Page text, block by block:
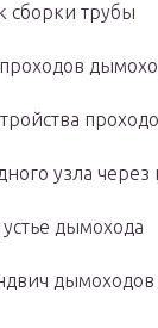
сборки трубы
узла
дымохода